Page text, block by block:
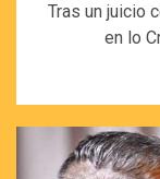
Tras un juicio
en lo